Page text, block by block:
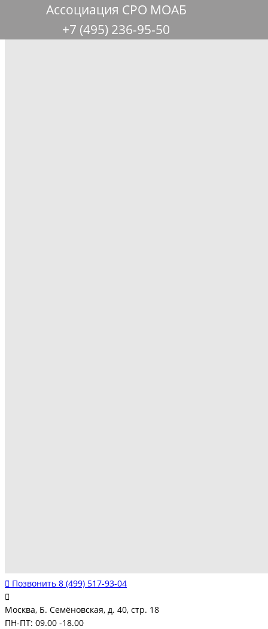
Позвонить 8 (499) 517-93-04
Москва, Б. Семёновская, д. 40, стр. 18
ПН-ПТ: 09.00 -18.00
Ассоциация СРО МОАБ
+7 (495) 236-95-50